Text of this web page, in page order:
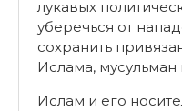
лукавых
уберечься от
сохранить
Ислама,
Ислам и его